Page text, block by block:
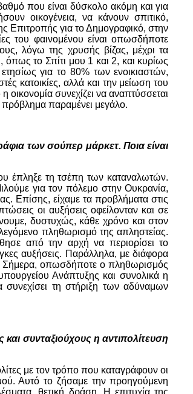
που είναι δύσκολο ακόμη και για
οικογένεια, να κάνουν σπιτικό,
Επιτροπής για το Δημογραφικό, στην
του φαινομένου είναι οπωσδήποτε
λόγω της χρυσής βίζας, μέχρι τα
όπως το Σπίτι μου 1 και 2, και κυρίως
για το 80% των ενοικιαστών,
κατοικίες, αλλά και την μείωση του
οικονομία συνεχίζει να αναπτύσσεται
πρόβλημα παραμένει μεγάλο.
των σούπερ μάρκετ. Ποια είναι
έπληξε τη τσέπη των καταναλωτών.
για τον πόλεμο στην Ουκρανία,
Επίσης, είχαμε τα προβλήματα στις
οι αυξήσεις οφείλονταν και σε
δυστυχώς, κάθε χρόνο και στον
πληθωρισμό της απληστείας.
από την αρχή να περιορίσει το
αυξήσεις. Παράλληλα, με διάφορα
Σήμερα, οπωσδήποτε ο πληθωρισμός
Ανάπτυξης και συνολικά η
συνεχίσει τη στήριξη των αδύναμων
συνταξιούχους η αντιπολίτευση
με τον τρόπο που καταγράφουν οι
Αυτό το ζήσαμε την προηγούμενη
θετική δράση. Η επιτυχία της